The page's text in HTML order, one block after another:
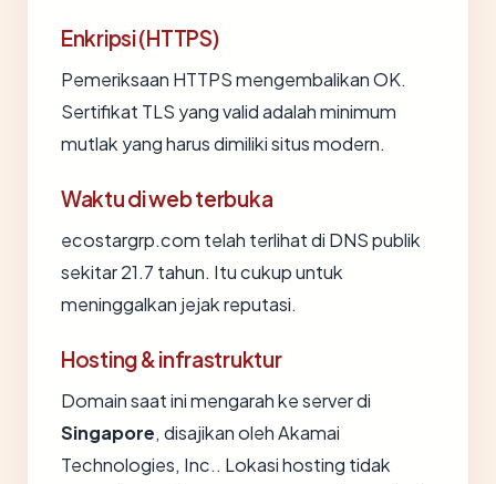
Enkripsi (HTTPS)
Pemeriksaan HTTPS mengembalikan OK.
Sertifikat TLS yang valid adalah minimum
mutlak yang harus dimiliki situs modern.
Waktu di web terbuka
ecostargrp.com telah terlihat di DNS publik
sekitar 21.7 tahun. Itu cukup untuk
meninggalkan jejak reputasi.
Hosting & infrastruktur
Domain saat ini mengarah ke server di
Singapore, disajikan oleh Akamai
Technologies, Inc.. Lokasi hosting tidak